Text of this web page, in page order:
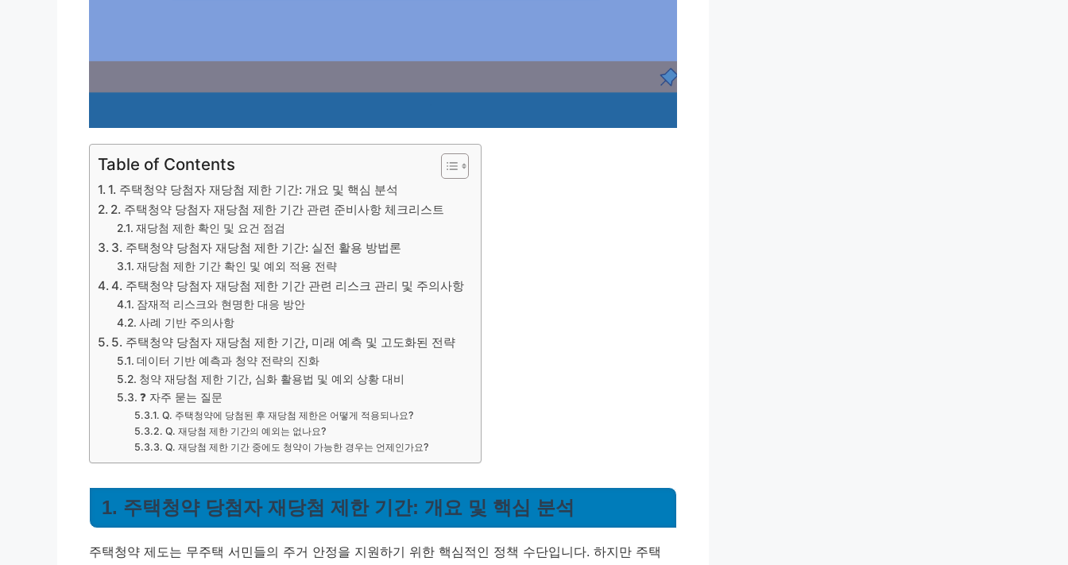
Table of Contents
1. 주택청약 당첨자 재당첨 제한 기간: 개요 및 핵심 분석
2. 주택청약 당첨자 재당첨 제한 기간 관련 준비사항 체크리스트
재당첨 제한 확인 및 요건 점검
3. 주택청약 당첨자 재당첨 제한 기간: 실전 활용 방법론
재당첨 제한 기간 확인 및 예외 적용 전략
4. 주택청약 당첨자 재당첨 제한 기간 관련 리스크 관리 및 주의사항
잠재적 리스크와 현명한 대응 방안
사례 기반 주의사항
5. 주택청약 당첨자 재당첨 제한 기간, 미래 예측 및 고도화된 전략
데이터 기반 예측과 청약 전략의 진화
청약 재당첨 제한 기간, 심화 활용법 및 예외 상황 대비
❓ 자주 묻는 질문
Q. 주택청약에 당첨된 후 재당첨 제한은 어떻게 적용되나요?
Q. 재당첨 제한 기간의 예외는 없나요?
Q. 재당첨 제한 기간 중에도 청약이 가능한 경우는 언제인가요?
1. 주택청약 당첨자 재당첨 제한 기간: 개요 및 핵심 분석
주택청약 제도는 무주택 서민들의 주거 안정을 지원하기 위한 핵심적인 정책 수단입니다. 하지만 주택